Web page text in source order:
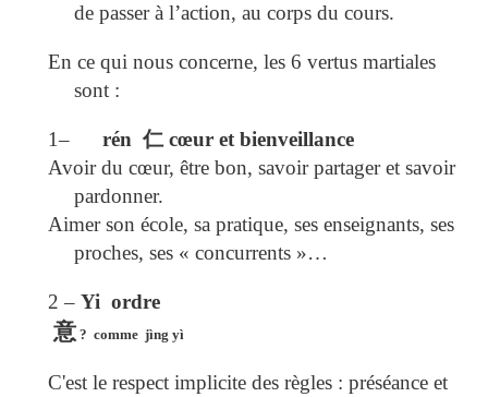
de passer à l’action, au corps du cours.
En ce qui nous concerne, les 6 vertus martiales
sont :
1– rén仁 cœur et bienveillance
Avoir du cœur, être bon, savoir partager et savoir
pardonner.
Aimer son école, sa pratique, ses enseignants, ses
proches, ses « concurrents »…
2 –Yi ordre
意 ?comme jìng yì
C'est le respect implicite des règles : préséance et